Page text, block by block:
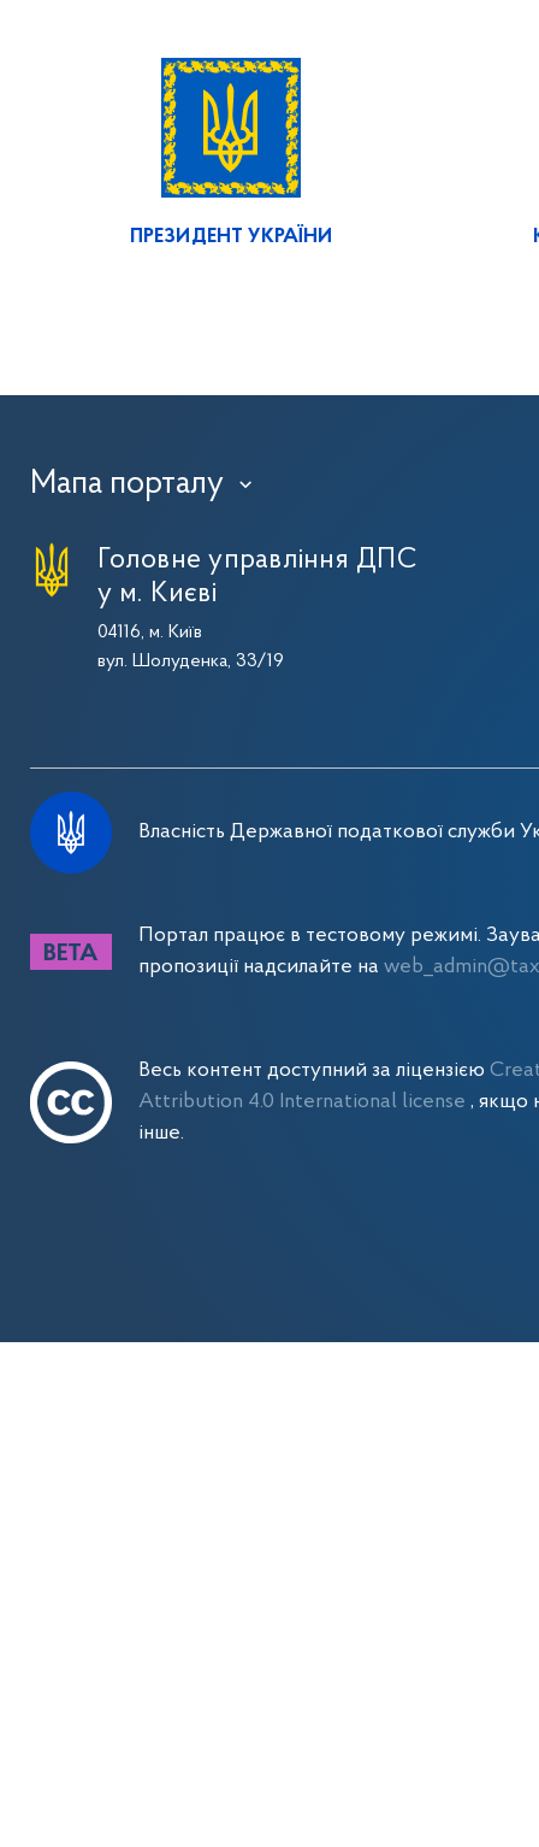
ПРЕЗИДЕНТ УКРАЇНИ
Мапа порталу ›
Головне управління ДПС
у м. Києві
04116, м. Київ
вул. Шолуденка, 33/19
Власність Державної податкової служби
Портал працює в тестовому режимі.
пропозиції надсилайте на
Весь контент доступний за ліцензією
Attribution 4.0 International license , якщо
інше.